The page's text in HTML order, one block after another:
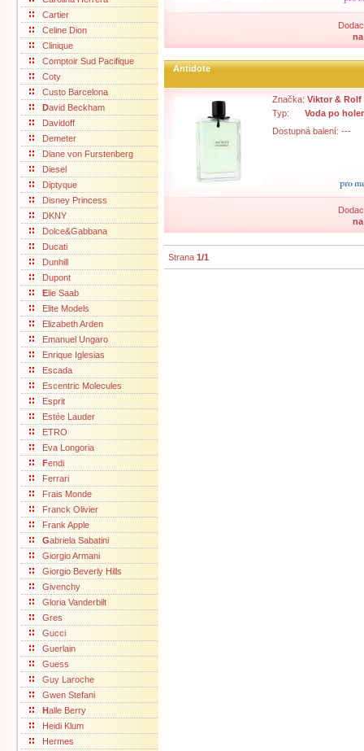
Cartier
Celine Dion
Clinique
Comptoir Sud Pacifique
Coty
Custo Barcelona
David Beckham
Davidoff
Demeter
Diane von Furstenberg
Diesel
Diptyque
Disney Princess
DKNY
Dolce&Gabbana
Ducati
Dunhill
Dupont
Elie Saab
Elite Models
Elizabeth Arden
Emanuel Ungaro
Enrique Iglesias
Escada
Escentric Molecules
Esprit
Estée Lauder
ETRO
Eva Longoria
Fendi
Ferrari
Frais Monde
Franck Olivier
Frank Apple
Gabriela Sabatini
Giorgio Armani
Giorgio Beverly Hills
Givenchy
Gloria Vanderbilt
Gres
Gucci
Guerlain
Guess
Guy Laroche
Gwen Stefani
Halle Berry
Heidi Klum
Hermes
Antidote
Značka: Viktor & Rolf
Typ:
Voda po
Dostupná balení: ---
Strana 1/1